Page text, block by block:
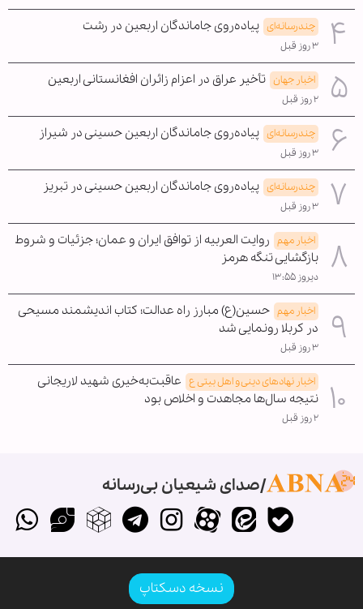
چندرسانه‌ای پیاده‌روی جاماندگان اربعین در رشت
۳ روز قبل
اخبار جهان تأخیر عراق در اعزام زائران افغانستانی اربعین
۲ روز قبل
چندرسانه‌ای پیاده‌روی جاماندگان اربعین حسینی در شیراز
۳ روز قبل
چندرسانه‌ای پیاده‌روی جاماندگان اربعین حسینی در تبریز
۳ روز قبل
اخبار مهم روایت العربیه از توافق ایران و عمان؛ جزئیات و شروط
بازگشایی تنگه هرمز
دیروز ۱۳:۵۵
اخبار مهم حسین(ع) مبارز راه عدالت؛ کتاب اندیشمند مسیحی
در کربلا رونمایی شد
۳ روز قبل
اخبار نهادهای دینی و اهل بیتی ع عاقبت‌به‌خیری شهید لاریجانی
نتیجه سال‌ها مجاهدت و اخلاص بود
۲ روز قبل
صدای شیعیان بی‌رسانه
نسخه دسکتاپ